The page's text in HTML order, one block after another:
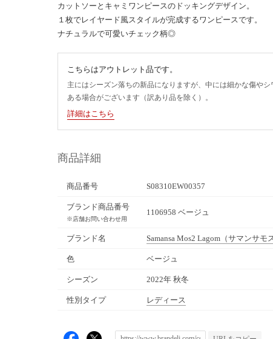
カットソーとキャミワンピースのドッキングデザイン。
１枚でレイヤード風スタイルが完成するワンピースです。
ナチュラルで可愛いチェック柄◎
こちらはアウトレット品です。
主にはシーズン落ちの新品になりますが、中には細かな傷や
ある場合がございます（訳あり品を除く）。
詳細はこちら
商品詳細
商品番号 S08310EW00357
ブランド商品番号
※店舗お問い合わせ用
1106958 ベージュ
ブランド名 Samansa Mos2 Lagom （サマンサモ
色 ベージュ
シーズン 2022年 秋冬
性別タイプ レディース